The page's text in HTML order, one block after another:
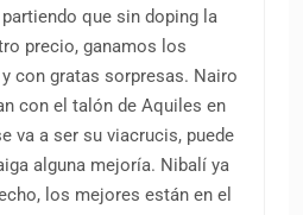
que sin doping la
precio, ganamos los
con gratas sorpresas. Nairo
con el talón de Aquiles en
va a ser su viacrucis, puede
alguna mejoría. Nibalí ya
los mejores están en el